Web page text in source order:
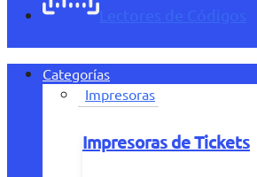
Lectores de Códigos
Categorías
Impresoras
Impresoras de Tickets